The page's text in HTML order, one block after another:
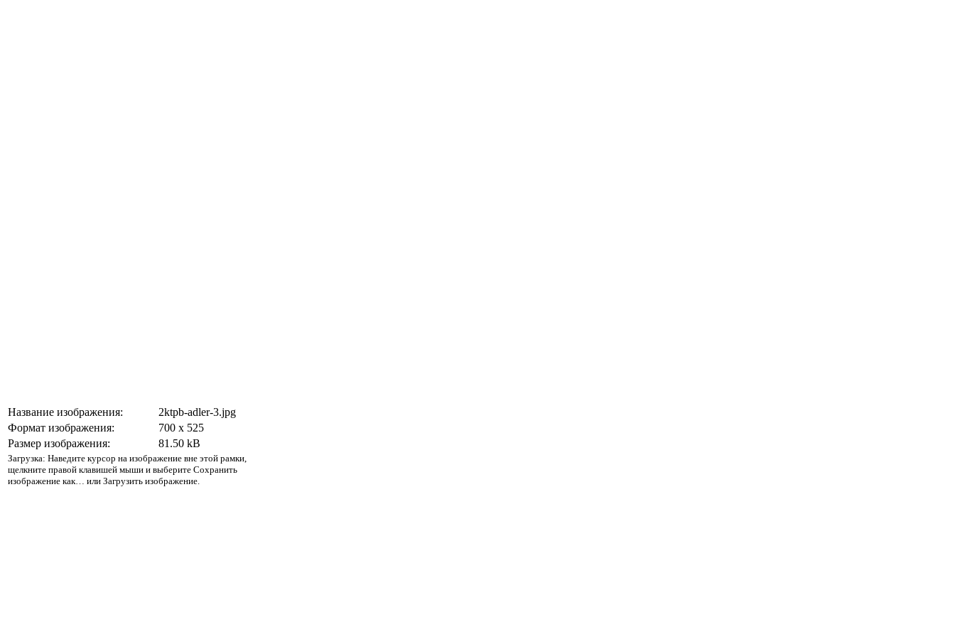
Название изображения:
2ktpb-adler-3.jpg
Формат изображения:
700 x 525
Размер изображения:
81.50 kB
Загрузка: Наведите курсор на изображение вне этой рамки,
щелкните правой клавишей мыши и выберите Сохранить
изображение как… или Загрузить изображение.